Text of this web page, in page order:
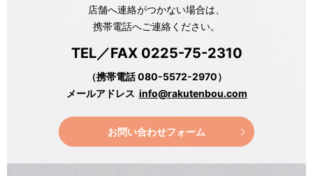
店舗へ連絡がつかない場合は、
携帯電話へご連絡ください。
TEL／FAX 0225-75-2310
（携帯電話 080-5572-2970）
メールアドレス info@rakutenbou.com
お問い合わせフォーム